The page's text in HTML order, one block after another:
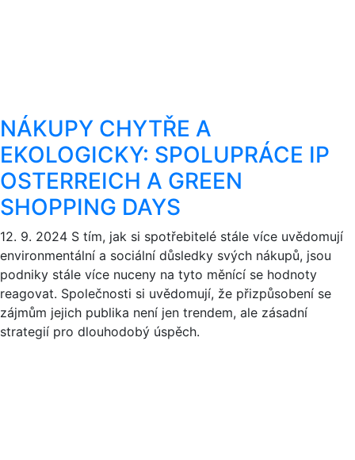
NÁKUPY CHYTŘE A
EKOLOGICKY: SPOLUPRÁCE IP
OSTERREICH A GREEN
SHOPPING DAYS
12. 9. 2024 S tím, jak si spotřebitelé stále více uvědomují
environmentální a sociální důsledky svých nákupů, jsou
podniky stále více nuceny na tyto měnící se hodnoty
reagovat. Společnosti si uvědomují, že přizpůsobení se
zájmům jejich publika není jen trendem, ale zásadní
strategií pro dlouhodobý úspěch.